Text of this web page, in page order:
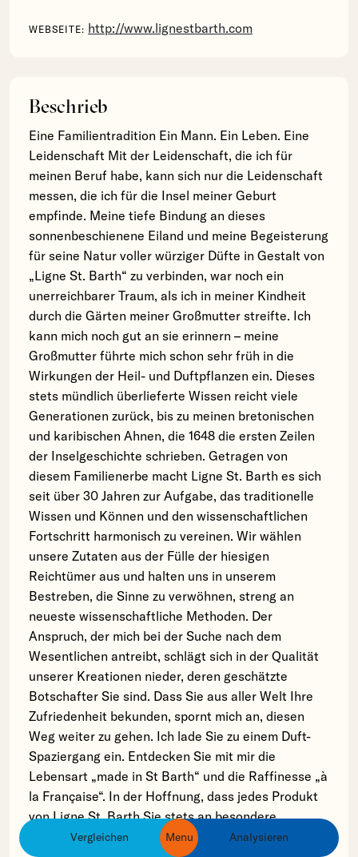
Vergleichen Menu Analysieren
ingredients
products
brands
WEBSEITE: http://www.lignestbarth.com
Beschrieb
Eine Familientradition Ein Mann. Ein Leben. Eine
Leidenschaft Mit der Leidenschaft, die ich für
meinen Beruf habe, kann sich nur die Leidenschaft
messen, die ich für die Insel meiner Geburt
empfinde. Meine tiefe Bindung an dieses
sonnenbeschienene Eiland und meine Begeisterung
für seine Natur voller würziger Düfte in Gestalt von
„Ligne St. Barth“ zu verbinden, war noch ein
unerreichbarer Traum, als ich in meiner Kindheit
durch die Gärten meiner Großmutter streifte. Ich
kann mich noch gut an sie erinnern – meine
Großmutter führte mich schon sehr früh in die
Wirkungen der Heil- und Duftpflanzen ein. Dieses
stets mündlich überlieferte Wissen reicht viele
Generationen zurück, bis zu meinen bretonischen
und karibischen Ahnen, die 1648 die ersten Zeilen
der Inselgeschichte schrieben. Getragen von
diesem Familienerbe macht Ligne St. Barth es sich
seit über 30 Jahren zur Aufgabe, das traditionelle
Wissen und Können und den wissenschaftlichen
Fortschritt harmonisch zu vereinen. Wir wählen
unsere Zutaten aus der Fülle der hiesigen
Reichtümer aus und halten uns in unserem
Bestreben, die Sinne zu verwöhnen, streng an
neueste wissenschaftliche Methoden. Der
Anspruch, der mich bei der Suche nach dem
Wesentlichen antreibt, schlägt sich in der Qualität
unserer Kreationen nieder, deren geschätzte
Botschafter Sie sind. Dass Sie aus aller Welt Ihre
Zufriedenheit bekunden, spornt mich an, diesen
Weg weiter zu gehen. Ich lade Sie zu einem Duft-
Spaziergang ein. Entdecken Sie mit mir die
Lebensart „made in St Barth“ und die Raffinesse „à
la Française“. In der Hoffnung, dass jedes Produkt
von Ligne St. Barth Sie stets an besondere
Momente erinnert, grüßt Sie Hervé Brin, Präsident